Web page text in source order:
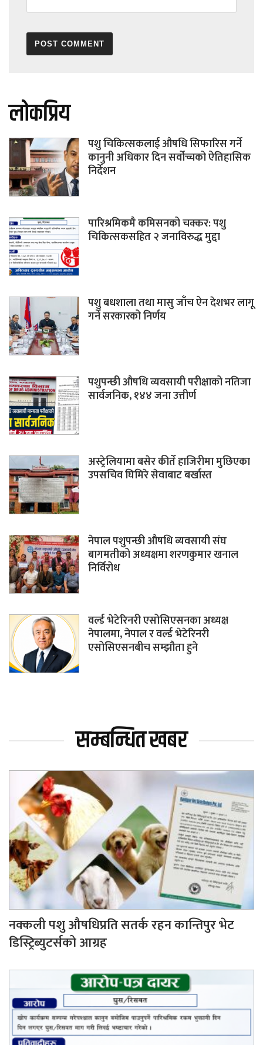
लोकप्रिय
पशु चिकित्सकलाई औषधि सिफारिस गर्ने
कानुनी अधिकार दिन सर्वोच्चको ऐतिहासिक
निर्देशन
पारिश्रमिकमै कमिसनको चक्कर: पशु
चिकित्सकसहित २ जनाविरुद्ध मुद्दा
पशु बधशाला तथा मासु जाँच ऐन देशभर लागू
गर्ने सरकारको निर्णय
पशुपन्छी औषधि व्यवसायी परीक्षाको नतिजा
सार्वजनिक, १४४ जना उत्तीर्ण
अस्ट्रेलियामा बसेर कीर्ते हाजिरीमा मुछिएका
उपसचिव घिमिरे सेवाबाट बर्खास्त
नेपाल पशुपन्छी औषधि व्यवसायी संघ
बागमतीको अध्यक्षमा शरणकुमार खनाल
निर्विरोध
वर्ल्ड भेटेरिनरी एसोसिएसनका अध्यक्ष
नेपालमा, नेपाल र वर्ल्ड भेटेरिनरी
एसोसिएसनबीच सम्झौता हुने
सम्बन्धित खबर
नक्कली पशु औषधिप्रति सतर्क रहन कान्तिपुर भेट
डिस्ट्रिब्युटर्सको आग्रह